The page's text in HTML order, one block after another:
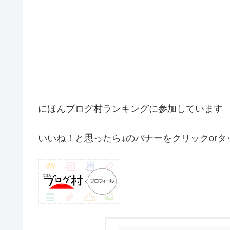
にほんブログ村ランキングに参加しています
いいね！と思ったら↓のバナーをクリックorタ